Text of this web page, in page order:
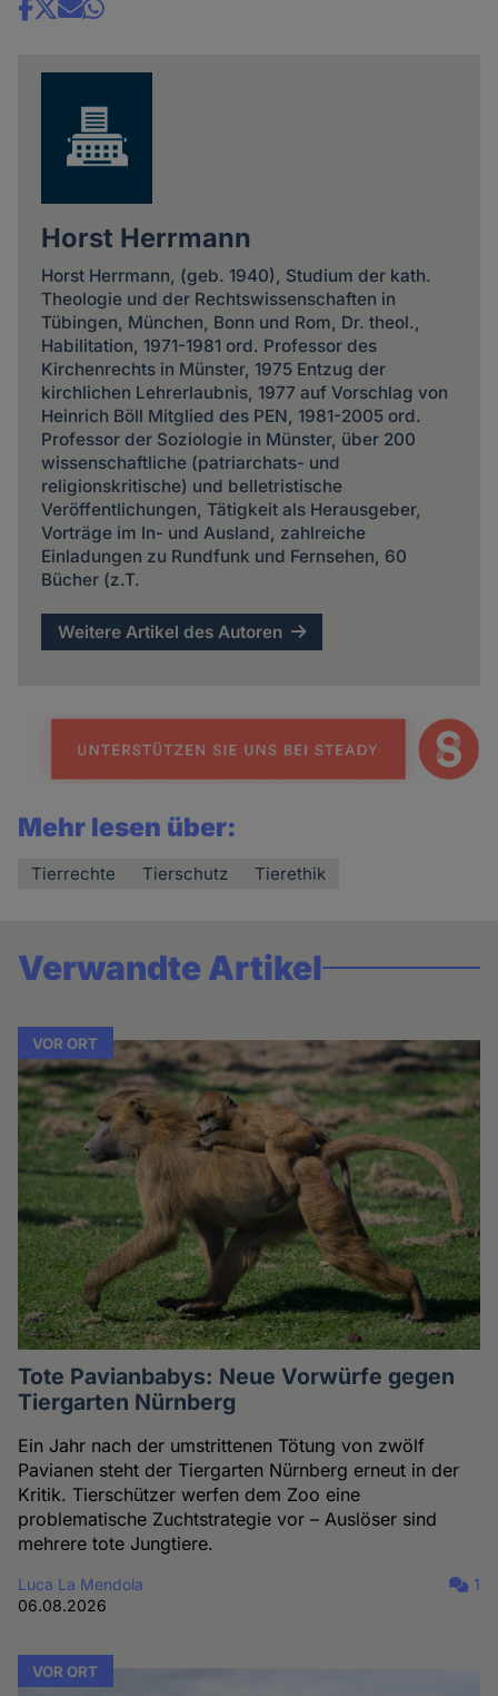
Share
Horst Herrmann
Horst Herrmann, (geb. 1940), Studium der kath.
Theologie und der Rechtswissenschaften in
Tübingen, München, Bonn und Rom, Dr. theol.,
Habilitation, 1971-1981 ord. Professor des
Kirchenrechts in Münster, 1975 Entzug der
kirchlichen Lehrerlaubnis, 1977 auf Vorschlag von
Heinrich Böll Mitglied des PEN, 1981-2005 ord.
Professor der Soziologie in Münster, über 200
wissenschaftliche (patriarchats- und
religionskritische) und belletristische
Veröffentlichungen, Tätigkeit als Herausgeber,
Vorträge im In- und Ausland, zahlreiche
Einladungen zu Rundfunk und Fernsehen, 60
Bücher (z.T.
Weitere Artikel des Autoren
Mehr lesen über:
Tierrechte Tierschutz Tierethik
Verwandte Artikel
VOR ORT
Tote Pavianbabys: Neue Vorwürfe gegen
Tiergarten Nürnberg
Ein Jahr nach der umstrittenen Tötung von zwölf
Pavianen steht der Tiergarten Nürnberg erneut in der
Kritik. Tierschützer werfen dem Zoo eine
problematische Zuchtstrategie vor – Auslöser sind
mehrere tote Jungtiere.
Luca La Mendola
06.08.2026
1
VOR ORT